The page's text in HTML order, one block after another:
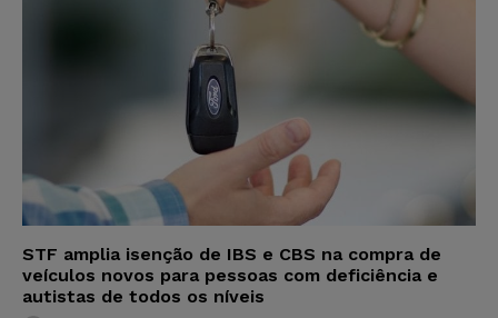
STF amplia isenção de IBS e CBS na compra de
veículos novos para pessoas com deficiência e
autistas de todos os níveis